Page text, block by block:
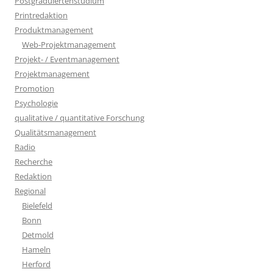
Printredaktion
Produktmanagement
Web-Projektmanagement
Projekt- / Eventmanagement
Projektmanagement
Promotion
Psychologie
qualitative / quantitative Forschung
Qualitätsmanagement
Radio
Recherche
Redaktion
Regional
Bielefeld
Bonn
Detmold
Hameln
Herford